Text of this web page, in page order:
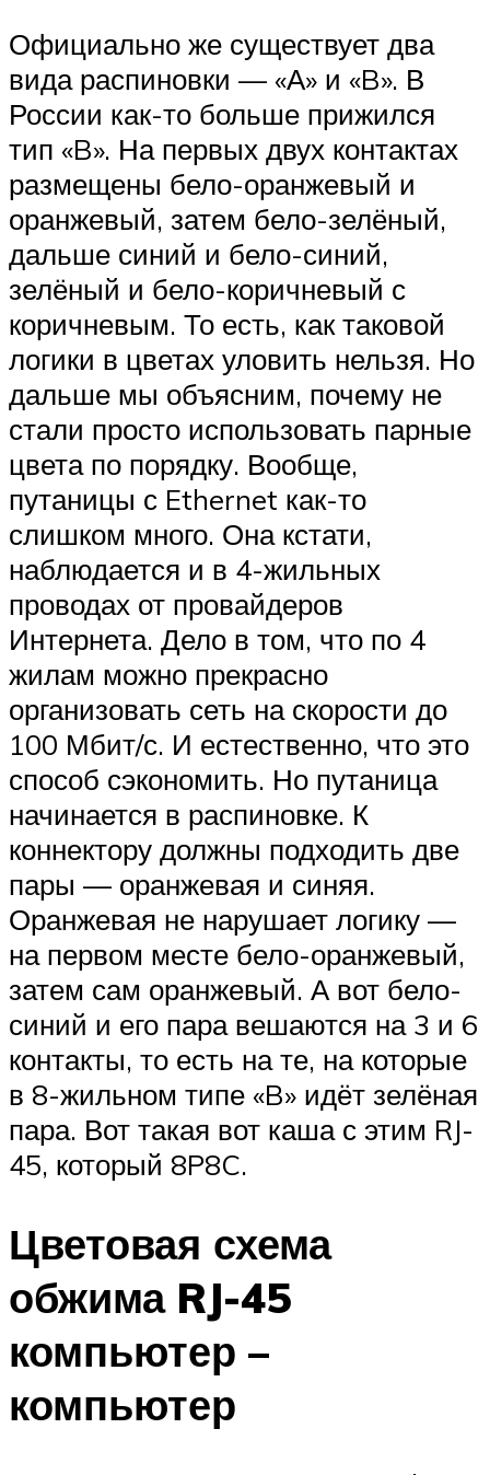
Официально же существует два
вида распиновки — «А» и «B». В
России как-то больше прижился
тип «B». На первых двух контактах
размещены бело-оранжевый и
оранжевый, затем бело-зелёный,
дальше синий и бело-синий,
зелёный и бело-коричневый с
коричневым. То есть, как таковой
логики в цветах уловить нельзя. Но
дальше мы объясним, почему не
стали просто использовать парные
цвета по порядку. Вообще,
путаницы с Ethernet как-то
слишком много. Она кстати,
наблюдается и в 4-жильных
проводах от провайдеров
Интернета. Дело в том, что по 4
жилам можно прекрасно
организовать сеть на скорости до
100 Мбит/с. И естественно, что это
способ сэкономить. Но путаница
начинается в распиновке. К
коннектору должны подходить две
пары — оранжевая и синяя.
Оранжевая не нарушает логику —
на первом месте бело-оранжевый,
затем сам оранжевый. А вот бело-
синий и его пара вешаются на 3 и 6
контакты, то есть на те, на которые
в 8-жильном типе «B» идёт зелёная
пара. Вот такая вот каша с этим RJ-
45, который 8P8C.
Цветовая схема
обжима RJ-45
компьютер –
компьютер